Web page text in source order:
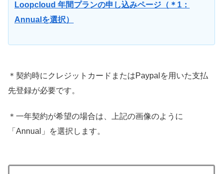
Loopcloud 年間プランの申し込みページ（＊1：
Annualを選択）
＊契約時にクレジットカードまたはPaypalを用いた支払
先登録が必要です。
＊一年契約が希望の場合は、上記の画像のように
「Annual」を選択します。